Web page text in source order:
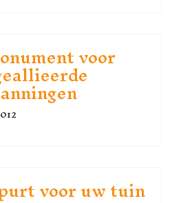
voor
voor uw tuin